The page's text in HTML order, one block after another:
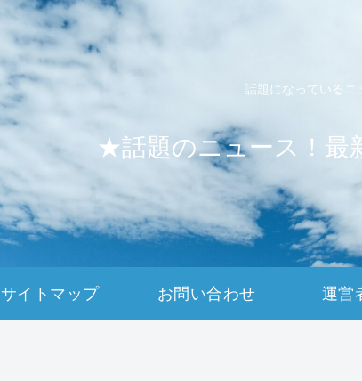
話題になっているニ
★話題のニュース！最
サイトマップ お問い合わせ 運営